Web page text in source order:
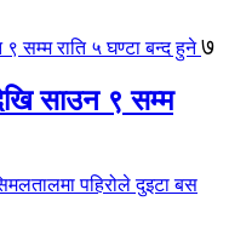
७
साउन ९ सम्म